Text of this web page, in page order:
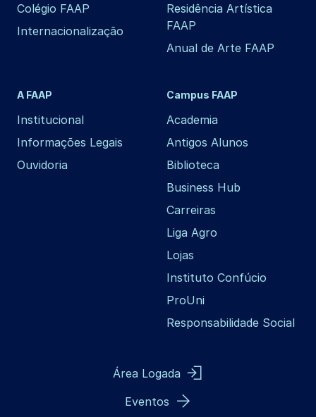
Colégio FAAP
Internacionalização
Residência Artística
FAAP
Anual de Arte FAAP
A FAAP
Institucional
Informações Legais
Ouvidoria
Campus FAAP
Academia
Antigos Alunos
Biblioteca
Business Hub
Carreiras
Liga Agro
Lojas
Instituto Confúcio
ProUni
Responsabilidade Social
Área Logada
Eventos